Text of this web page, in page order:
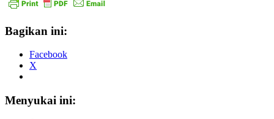
Bagikan ini:
Facebook
X
Menyukai ini: